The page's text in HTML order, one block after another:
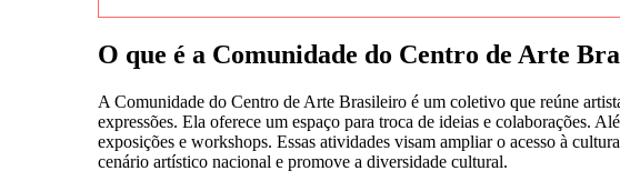
O que é a Comunidade do Centro de Arte
A Comunidade do Centro de Arte Brasileiro é um coletivo que reúne
expressões. Ela oferece um espaço para troca de ideias e colaborações.
exposições e workshops. Essas atividades visam ampliar o acesso à
cenário artístico nacional e promove a diversidade cultural.